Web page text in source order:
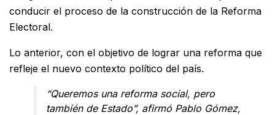
conducir el proceso de la construcción de la Reforma
Electoral.
Lo anterior, con el objetivo de lograr una reforma que
refleje el nuevo contexto político del país.
“Queremos una reforma social, pero
también de Estado”, afirmó Pablo Gómez,